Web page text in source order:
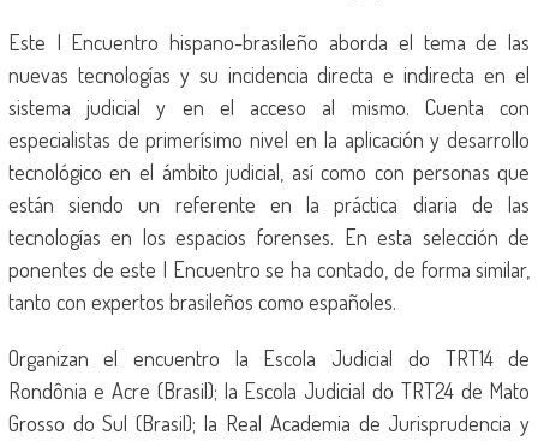
Este I Encuentro hispano-brasileño aborda el tema de las
nuevas tecnologías y su incidencia directa e indirecta en el
sistema judicial y en el acceso al mismo. Cuenta con
especialistas de primerísimo nivel en la aplicación y desarrollo
tecnológico en el ámbito judicial, así como con personas que
están siendo un referente en la práctica diaria de las
tecnologías en los espacios forenses. En esta selección de
ponentes de este I Encuentro se ha contado, de forma similar,
tanto con expertos brasileños como españoles.
Organizan el encuentro la Escola Judicial do TRT14 de
Rondônia e Acre (Brasil); la Escola Judicial do TRT24 de Mato
Grosso do Sul (Brasil); la Real Academia de Jurisprudencia y